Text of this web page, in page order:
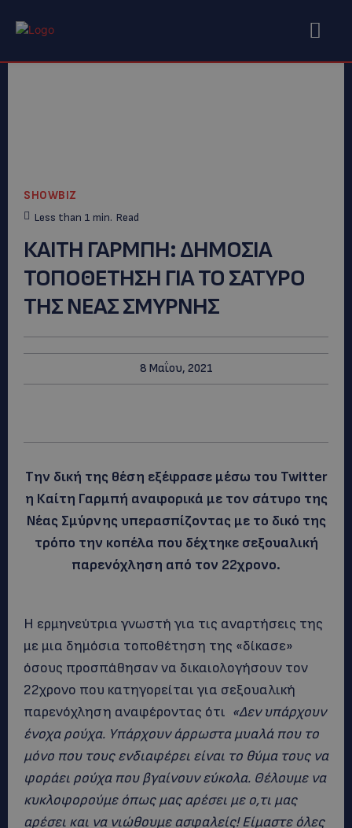
SHOWBIZ
Less than 1 min. Read
ΚΑΙΤΗ ΓΑΡΜΠΗ: ΔΗΜΟΣΙΑ
ΤΟΠΟΘΕΤΗΣΗ ΓΙΑ ΤΟ ΣΑΤΥΡΟ
ΤΗΣ ΝΕΑΣ ΣΜΥΡΝΗΣ
8 Μαΐου, 2021
Την δική της θέση εξέφρασε μέσω του Twitter
η Καίτη Γαρμπή αναφορικά με τον σάτυρο της
Νέας Σμύρνης υπερασπίζοντας με το δικό της
τρόπο την κοπέλα που δέχτηκε σεξουαλική
παρενόχληση από τον 22χρονο.
Η ερμηνεύτρια γνωστή για τις αναρτήσεις της
με μια δημόσια τοποθέτηση της «δίκασε»
όσους προσπάθησαν να δικαιολογήσουν τον
22χρονο που κατηγορείται για σεξουαλική
παρενόχληση αναφέροντας ότι «Δεν υπάρχουν
ένοχα ρούχα. Υπάρχουν άρρωστα μυαλά που το
μόνο που τους ενδιαφέρει είναι το θύμα τους να
φοράει ρούχα που βγαίνουν εύκολα. Θέλουμε να
κυκλοφορούμε όπως μας αρέσει με ο,τι μας
αρέσει και να νιώθουμε ασφαλείς! Είμαστε όλες